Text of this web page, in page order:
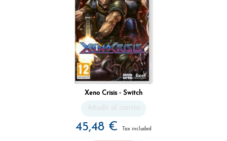
Xeno Crisis - Switch
45,48 € Tax included